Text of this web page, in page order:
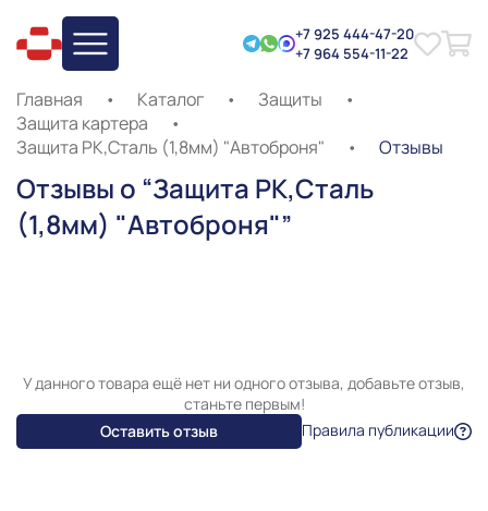
+7 925 444-47-20
+7 964 554-11-22
Главная • Каталог • Защиты
•
Защита картера
•
Защита РК,Сталь (1,8мм) "Автоброня"
• Отзывы
Отзывы о “Защита РК,Сталь
(1,8мм) "Автоброня"”
У данного товара ещё нет ни одного отзыва, добавьте отзыв,
станьте первым!
Оставить отзыв
Правила публикации